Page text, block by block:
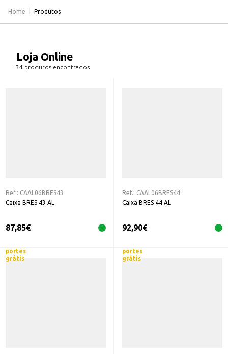
Home Produtos
Loja Online
34 produtos encontrados
Ref.: CAAL06BRES43
Caixa BRES 43 AL
87,85€
Ref.: CAAL06BRES44
Caixa BRES 44 AL
92,90€
portes
grátis
portes
grátis